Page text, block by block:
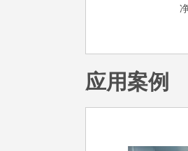
应用案例